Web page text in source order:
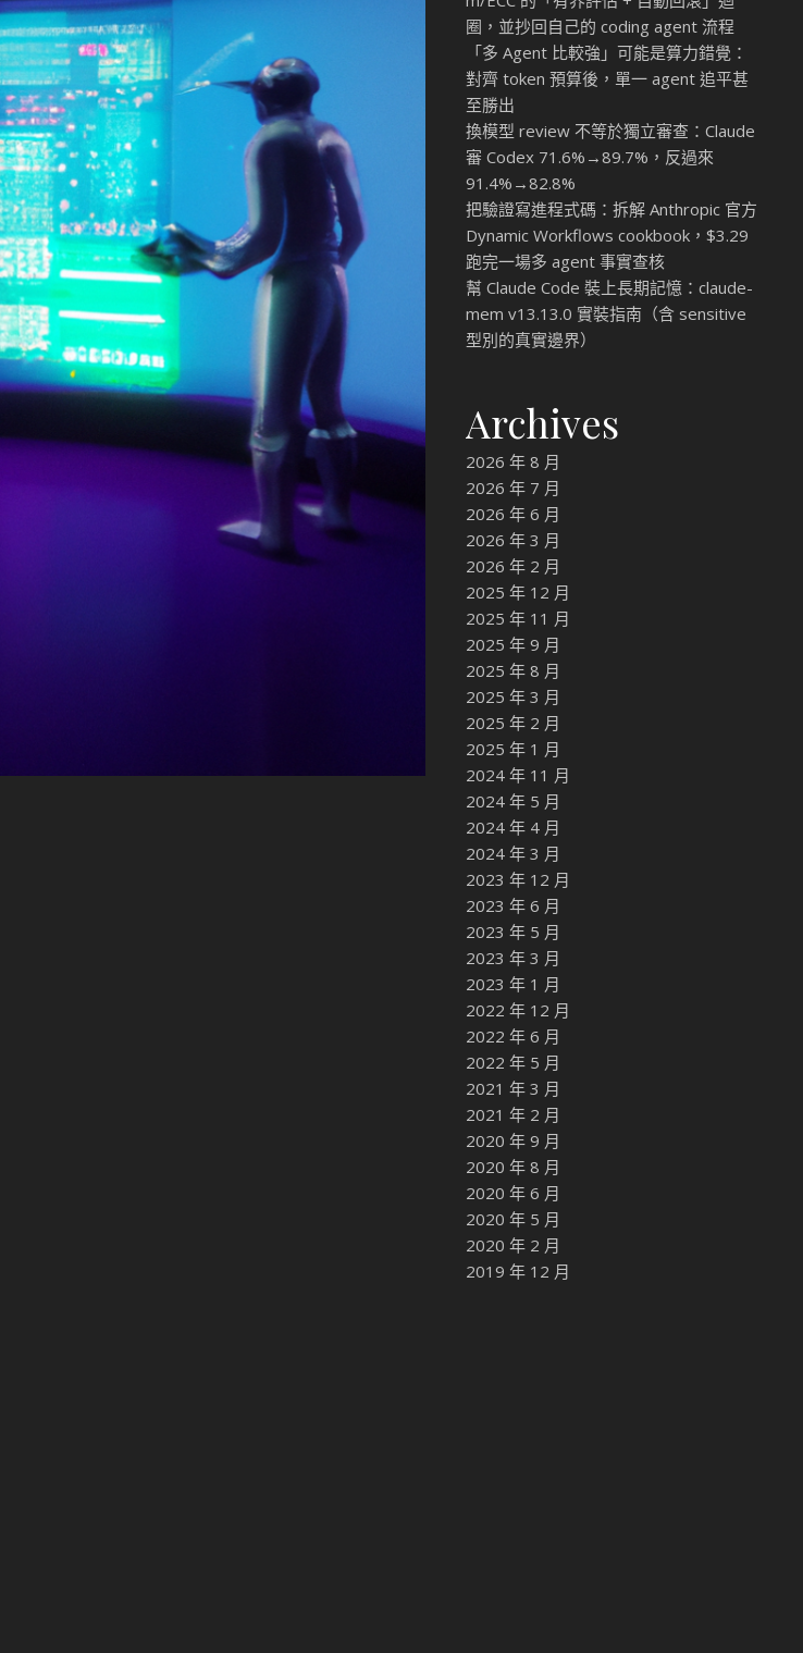
圈，並抄回自己的 coding agent 流程
「多 Agent 比較強」可能是算力錯覺：
對齊 token 預算後，單一 agent 追平甚
至勝出
換模型 review 不等於獨立審查：Claude
審 Codex 71.6%→89.7%，反過來
91.4%→82.8%
把驗證寫進程式碼：拆解 Anthropic 官方
Dynamic Workflows cookbook，$3.29
跑完一場多 agent 事實查核
幫 Claude Code 裝上長期記憶：claude-
mem v13.13.0 實裝指南（含 sensitive
型別的真實邊界）
Archives
2026 年 8 月
2026 年 7 月
2026 年 6 月
2026 年 3 月
2026 年 2 月
2025 年 12 月
2025 年 11 月
2025 年 9 月
2025 年 8 月
2025 年 3 月
2025 年 2 月
2025 年 1 月
2024 年 11 月
2024 年 5 月
2024 年 4 月
2024 年 3 月
2023 年 12 月
2023 年 6 月
2023 年 5 月
2023 年 3 月
2023 年 1 月
2022 年 12 月
2022 年 6 月
2022 年 5 月
2021 年 3 月
2021 年 2 月
2020 年 9 月
2020 年 8 月
2020 年 6 月
2020 年 5 月
2020 年 2 月
2019 年 12 月